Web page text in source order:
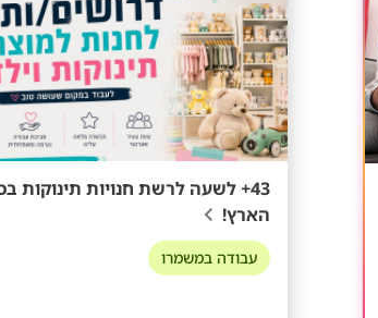
43+ לשעה לרשת חנויות תינוקות
הארץ!
עבודה במשמרו